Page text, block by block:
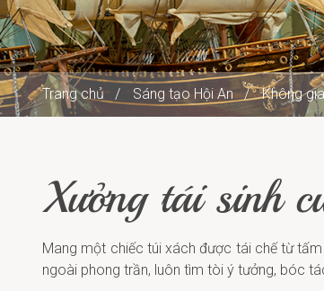
Trang chủ Sáng tạo Hội An Không
Xưởng tái sinh
Mang một chiếc túi xách được tái chế từ
ngoài phong trần, luôn tìm tòi ý tưởng, bóc